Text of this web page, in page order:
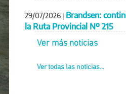
29/07/2026 | Brandsen:
la Ruta Provincial Nº 215
Ver más noticias
Ver todas las noticias...